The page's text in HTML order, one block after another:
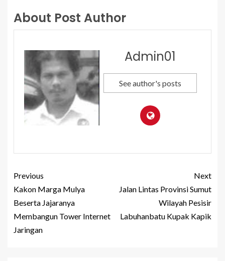
About Post Author
Admin01
See author's posts
Previous
Kakon Marga Mulya
Beserta Jajaranya
Membangun Tower Internet
Jaringan
Next
Jalan Lintas Provinsi Sumut
Wilayah Pesisir
Labuhanbatu Kupak Kapik